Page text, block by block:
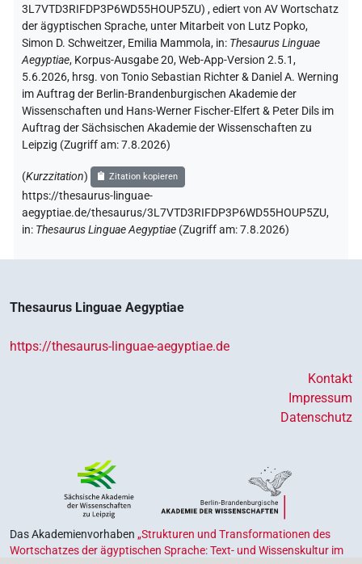
3L7VTD3RIFDP3P6WD55HOUP5ZU) ,ediert von AV Wortschatz
der ägyptischen Sprache, unter Mitarbeit von Lutz Popko,
Simon D. Schweitzer, Emilia Mammola, in: Thesaurus Linguae
Aegyptiae, Korpus-Ausgabe 20, Web-App-Version 2.5.1,
5.6.2026, hrsg. von Tonio Sebastian Richter & Daniel A. Werning
im Auftrag der Berlin-Brandenburgischen Akademie der
Wissenschaften und Hans-Werner Fischer-Elfert & Peter Dils im
Auftrag der Sächsischen Akademie der Wissenschaften zu
Leipzig (Zugriff am:7.8.2026)
(Kurzzitation) Zitation kopieren
https://thesaurus-linguae-
aegyptiae.de/thesaurus/3L7VTD3RIFDP3P6WD55HOUP5ZU,
in: Thesaurus Linguae Aegyptiae (Zugriff am:7.8.2026)
Thesaurus Linguae Aegyptiae
https://thesaurus-linguae-aegyptiae.de
Kontakt
Impressum
Datenschutz
Das Akademienvorhaben „Strukturen und Transformationen des
Wortschatzes der ägyptischen Sprache: Text- und Wissenskultur im